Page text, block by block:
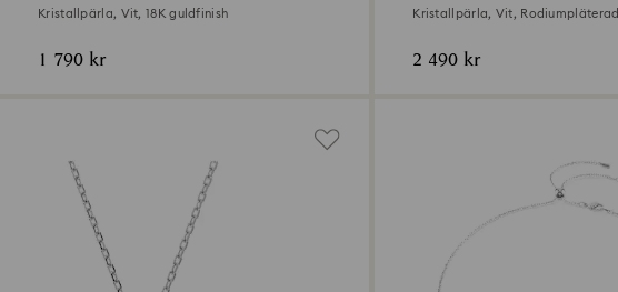
Kristallpärla, Vit, 18K guldfinish
1 790 kr
Kristallpärla, Vit, Rodiumpläterad
2 490 kr